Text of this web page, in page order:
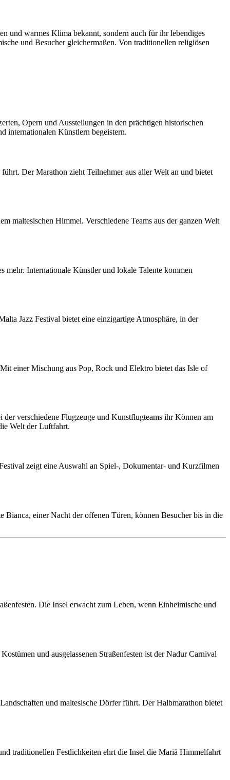
und warmes Klima bekannt, sondern auch für ihr lebendiges
und Besucher gleichermaßen. Von traditionellen religiösen
Opern und Ausstellungen in den prächtigen historischen
internationalen Künstlern begeistern.
Der Marathon zieht Teilnehmer aus aller Welt an und bietet
maltesischen Himmel. Verschiedene Teams aus der ganzen Welt
Internationale Künstler und lokale Talente kommen
Jazz Festival bietet eine einzigartige Atmosphäre, in der
einer Mischung aus Pop, Rock und Elektro bietet das Isle of
verschiedene Flugzeuge und Kunstflugteams ihr Können am
Welt der Luftfahrt.
zeigt eine Auswahl an Spiel-, Dokumentar- und Kurzfilmen
einer Nacht der offenen Türen, können Besucher bis in die
Die Insel erwacht zum Leben, wenn Einheimische und
und ausgelassenen Straßenfesten ist der Nadur Carnival
und maltesische Dörfer führt. Der Halbmarathon bietet
traditionellen Festlichkeiten ehrt die Insel die Mariä Himmelfahrt